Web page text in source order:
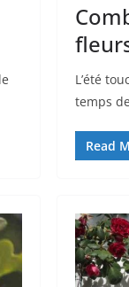
L’été
temps
Read